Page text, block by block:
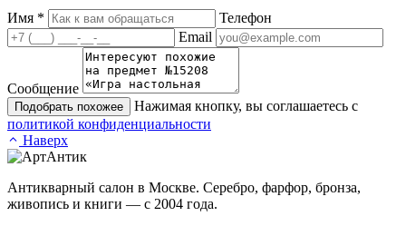
Имя *
Телефон
Email
Сообщение
Подобрать похожее
Нажимая кнопку, вы соглашаетесь с
политикой конфиденциальности
Наверх
Антикварный салон в Москве. Серебро, фарфор, бронза,
живопись и книги — с 2004 года.